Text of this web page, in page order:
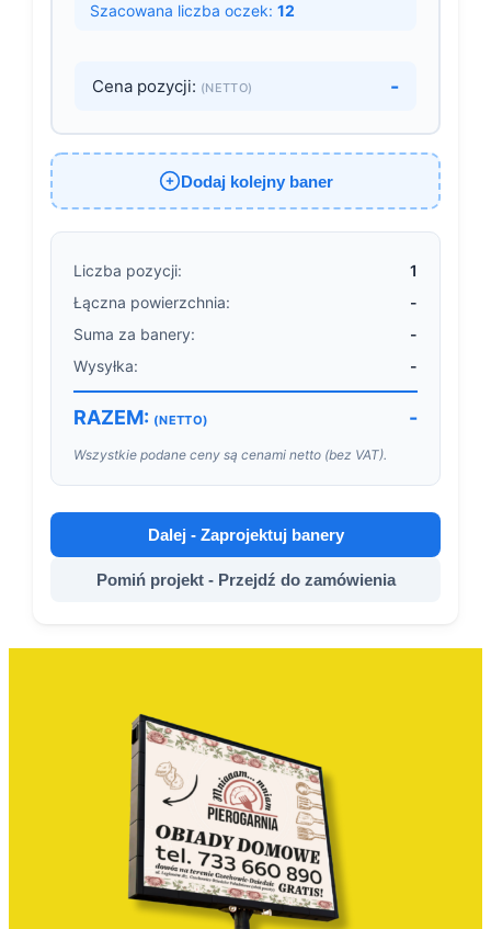
Szacowana liczba oczek: 12
Cena pozycji: (NETTO) -
Dodaj kolejny baner
Liczba pozycji:
1
Łączna powierzchnia:
-
Suma za banery:
-
Wysyłka:
-
RAZEM: (NETTO) -
Wszystkie podane ceny są cenami netto (bez VAT).
Dalej - Zaprojektuj banery
Pomiń projekt - Przejdź do zamówienia